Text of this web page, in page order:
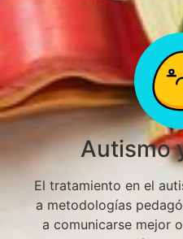
Autismo
El tratamiento en el
a metodologías
a comunicarse mejor